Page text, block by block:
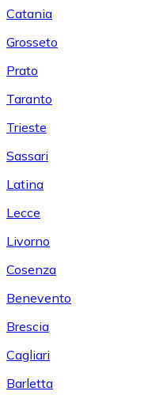
Catania
Grosseto
Prato
Taranto
Trieste
Sassari
Latina
Lecce
Livorno
Cosenza
Benevento
Brescia
Cagliari
Barletta